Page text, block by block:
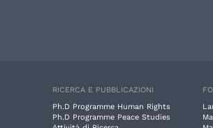
RICERCA E PUBBLICAZIONI
Ph.D Programme Human Rights
Ph.D Programme Peace Studies